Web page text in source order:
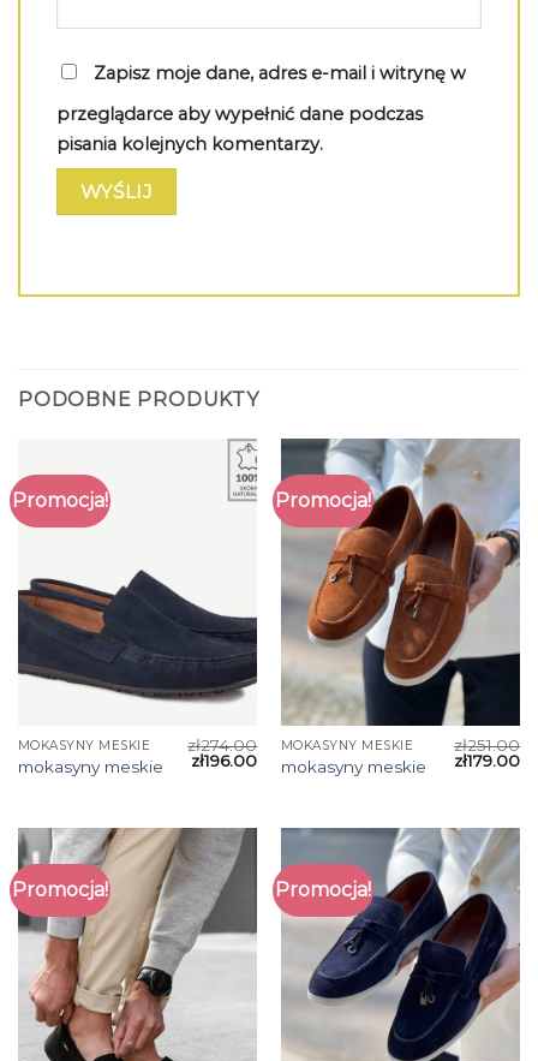
Zapisz moje dane, adres e-mail i witrynę w
przeglądarce aby wypełnić dane podczas
pisania kolejnych komentarzy.
PODOBNE PRODUKTY
Promocja!
MOKASYNY MESKIE
mokasyny meskie
zł274.00
zł196.00
Promocja!
MOKASYNY MESKIE
mokasyny meskie
zł251.00
zł179.00
Promocja! Promocja!